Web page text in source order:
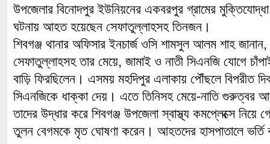
উপজেলার বিনোদপুর ইউনিয়নের একবরপুর গ্রামের
ঘটনায় আহত হয়েছেন সেফাতুল্লাহসহ তিনজন।
শিবগঞ্জ থানার অফিসার ইনচার্জ ওসি শামসুল আলম শাহ
সেফাতুল্লাহসহ তার মেয়ে, জামাই ও নাতী সিএনজি যোগে
বাড়ি ফিরছিলেন। এসময় মহদিপুর এলাকায় পৌঁছলে বিপরীত
সিএনজিকে ধাক্কা দেয়। এতে তিনিসহ মেয়ে-নাতি
তাদের উদ্ধার করে শিবগঞ্জ উপজেলা স্বাস্থ্য কমপ্লেক্সে নিয়ে
তুলন বেগমকে মৃত ঘোষণা করেন। আহতদের হাসপাতালে ভর্তি